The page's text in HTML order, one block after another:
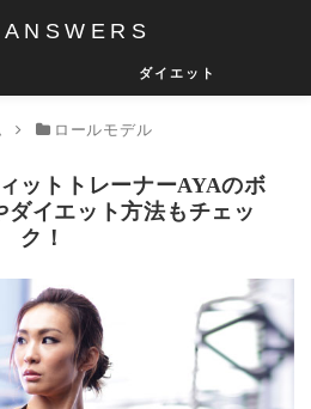
ダイエット
ロールモデル
ットトレーナーAYAのボ
ダイエット方法もチェッ
ク！